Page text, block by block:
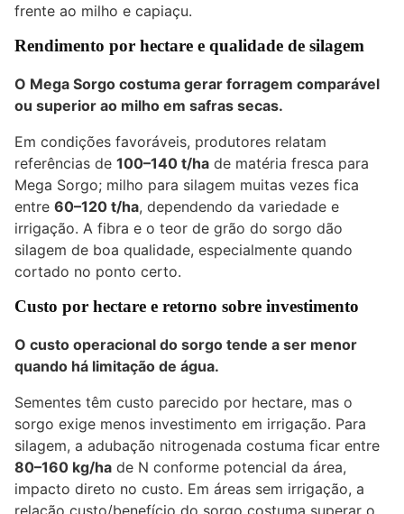
frente ao milho e capiaçu.
Rendimento por hectare e qualidade de silagem
O Mega Sorgo costuma gerar forragem comparável
ou superior ao milho em safras secas.
Em condições favoráveis, produtores relatam
referências de 100–140 t/ha de matéria fresca para
Mega Sorgo; milho para silagem muitas vezes fica
entre 60–120 t/ha, dependendo da variedade e
irrigação. A fibra e o teor de grão do sorgo dão
silagem de boa qualidade, especialmente quando
cortado no ponto certo.
Custo por hectare e retorno sobre investimento
O custo operacional do sorgo tende a ser menor
quando há limitação de água.
Sementes têm custo parecido por hectare, mas o
sorgo exige menos investimento em irrigação. Para
silagem, a adubação nitrogenada costuma ficar entre
80–160 kg/ha de N conforme potencial da área,
impacto direto no custo. Em áreas sem irrigação, a
relação custo/benefício do sorgo costuma superar o